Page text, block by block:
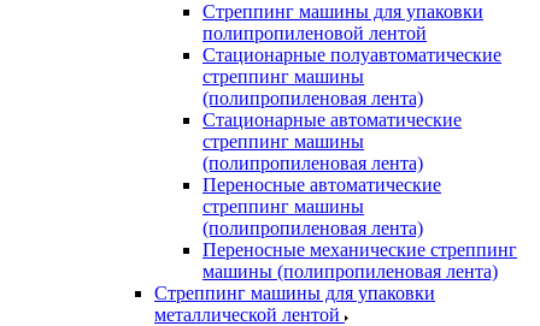
Стреппинг машины для упаковки
полипропиленовой лентой
Стационарные полуавтоматические
стреппинг машины
(полипропиленовая лента)
Стационарные автоматические
стреппинг машины
(полипропиленовая лента)
Переносные автоматические
стреппинг машины
(полипропиленовая лента)
Переносные механические стреппинг
машины (полипропиленовая лента)
Стреппинг машины для упаковки
металлической лентой